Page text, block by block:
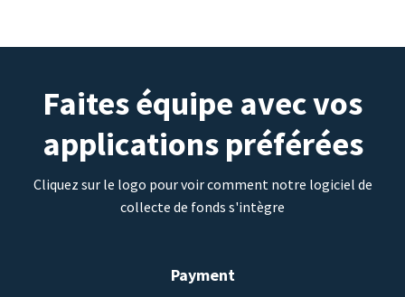
Faites équipe avec vos
applications préférées
Cliquez sur le logo pour voir comment notre logiciel de
collecte de fonds s'intègre
Payment